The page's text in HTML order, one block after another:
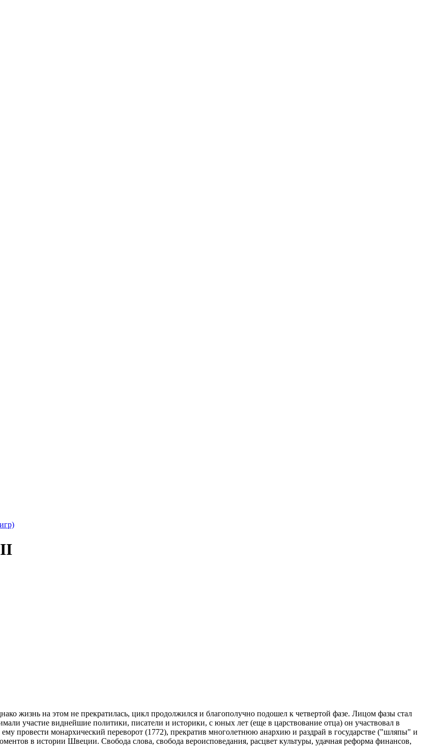
жизнь на этом не прекратилась, цикл продолжился и благополучно подошел к четвертой фазе. Лицом фазы стал
участие виднейшие политики, писатели и историки, с юных лет (еще в царствование отца) он участвовал в
провести монархический переворот (1772), прекратив многолетнюю анархию и раздрай в государстве ("шляпы" и
в истории Швеции. Свобода слова, свобода вероисповедания, расцвет культуры, удачная реформа финансов,